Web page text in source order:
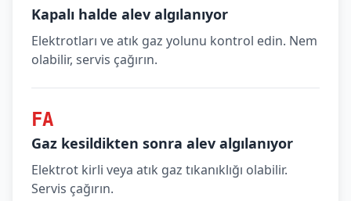
Kapalı halde alev algılanıyor
Elektrotları ve atık gaz yolunu kontrol edin. Nem
olabilir, servis çağırın.
FA
Gaz kesildikten sonra alev algılanıyor
Elektrot kirli veya atık gaz tıkanıklığı olabilir.
Servis çağırın.